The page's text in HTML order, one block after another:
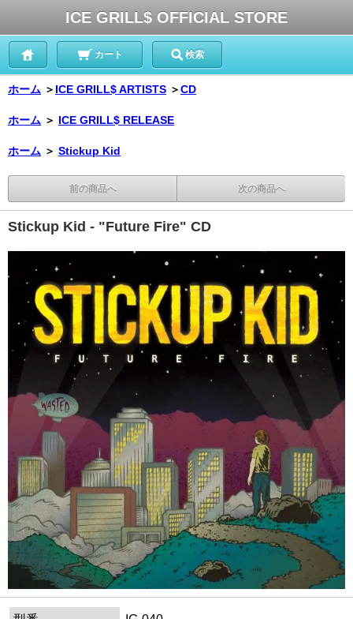
ICE GRILL$ OFFICIAL STORE
カート 検索
ホーム ＞ ICE GRILL$ ARTISTS ＞CD
ホーム ＞ ICE GRILL$ RELEASE
ホーム ＞ Stickup Kid
前の商品へ 次の商品へ
Stickup Kid - "Future Fire" CD